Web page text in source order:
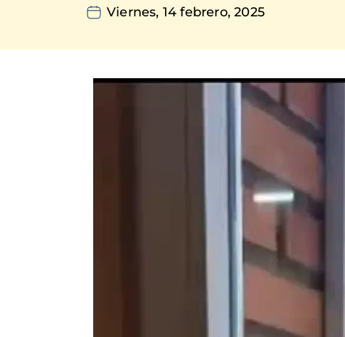
Viernes, 14 febrero, 2025